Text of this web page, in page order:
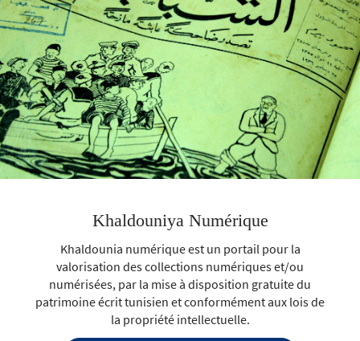
Khaldouniya Numérique
Khaldounia numérique est un portail pour la
valorisation des collections numériques et/ou
numérisées, par la mise à disposition gratuite du
patrimoine écrit tunisien et conformément aux lois de
la propriété intellectuelle.